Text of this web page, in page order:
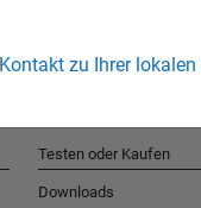
Kontakt zu Ihrer
Testen oder Kaufen
Downloads